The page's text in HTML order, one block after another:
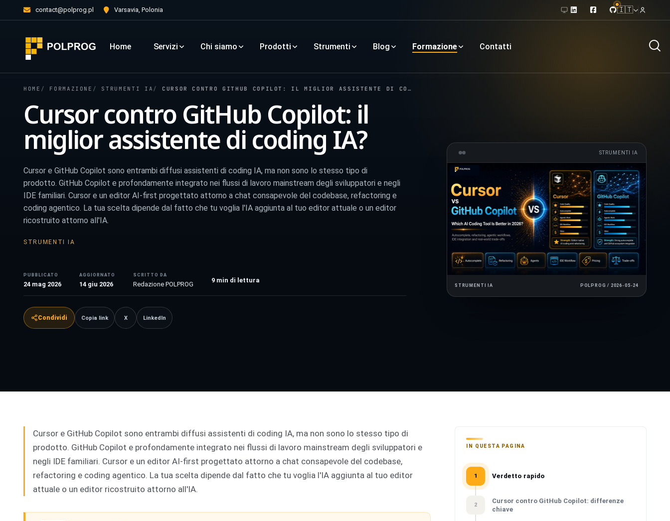
contact@polprog.pl Varsavia, Polonia 🇮🇹
Home Servizi Chi siamo Prodotti Strumenti Blog Formazione Contatti
HOME FORMAZIONE STRUMENTI IA CURSOR CONTRO GITHUB COPILOT: IL MIGLIOR ASSISTENTE DI CODING IA?
Cursor contro GitHub Copilot: il
miglior assistente di coding IA?
Cursor e GitHub Copilot sono entrambi diffusi assistenti di coding IA, ma non sono lo stesso tipo di
prodotto. GitHub Copilot e profondamente integrato nei flussi di lavoro mainstream degli sviluppatori e negli
IDE familiari. Cursor e un editor AI-first progettato attorno a chat consapevole del codebase, refactoring e
coding agentico. La tua scelta dipende dal fatto che tu voglia l'IA aggiunta al tuo editor attuale o un editor
ricostruito attorno all'IA.
STRUMENTI IA
PUBBLICATO
24 mag 2026
AGGIORNATO
14 giu 2026
SCRITTO DA
Redazione POLPROG
9 min di lettura
Condividi Copia link X LinkedIn
STRUMENTI IA
STRUMENTI IA POLPROG / 2026-05-24
Cursor e GitHub Copilot sono entrambi diffusi assistenti di coding IA, ma non sono lo stesso tipo di
prodotto. GitHub Copilot e profondamente integrato nei flussi di lavoro mainstream degli sviluppatori e
negli IDE familiari. Cursor e un editor AI-first progettato attorno a chat consapevole del codebase,
refactoring e coding agentico. La tua scelta dipende dal fatto che tu voglia l'IA aggiunta al tuo editor
attuale o un editor ricostruito attorno all'IA.
IN QUESTA PAGINA
1 Verdetto rapido
2
Cursor contro GitHub Copilot: differenze
chiave